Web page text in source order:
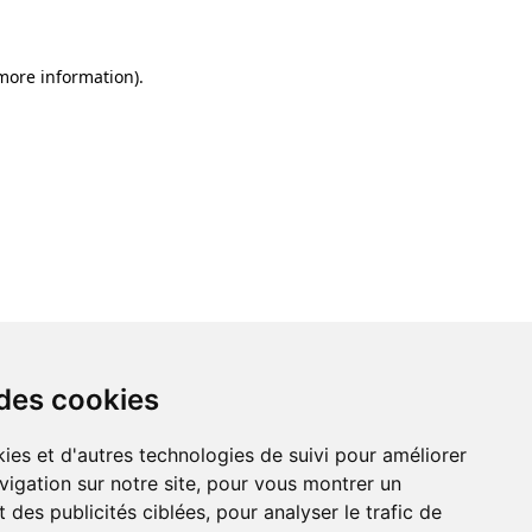
cookies
et d'autres technologies de suivi pour améliorer
sur notre site, pour vous montrer un
des publicités ciblées, pour analyser le trafic de
information).